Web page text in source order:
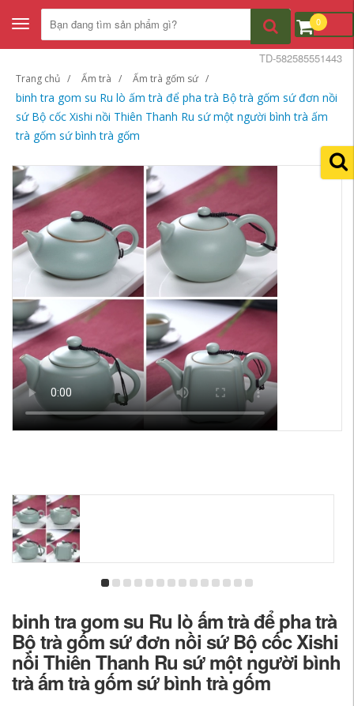
Toggle
navigation
0
Trang chủ Ấm trà Ấm trà gốm sứ
binh tra gom su Ru lò ấm trà để pha trà Bộ trà gốm sứ đơn nồi
sứ Bộ cốc Xishi nồi Thiên Thanh Ru sứ một người bình trà ấm
trà gốm sứ bình trà gốm
TD-582585551443
binh tra gom su Ru lò ấm trà để pha trà
Bộ trà gốm sứ đơn nồi sứ Bộ cốc Xishi
nồi Thiên Thanh Ru sứ một người bình
trà ấm trà gốm sứ bình trà gốm